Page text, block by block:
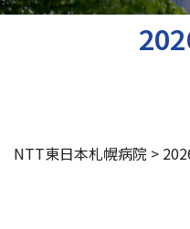
ご来院される方へ
医療・介護関係の方
NTT東日本札幌病院 >